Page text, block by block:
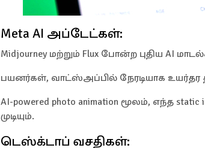
Meta AI அப்டேட்கள்:
Midjourney மற்றும் Flux போன்ற புதிய AI
பயனர்கள், வாட்ஸ்அப்பில் நேரடியாக உயர்தர
AI-powered photo animation மூலம், எந்த
முடியும்.
டெஸ்க்டாப் வசதிகள்: